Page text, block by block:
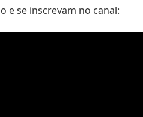
e se inscrevam no canal: